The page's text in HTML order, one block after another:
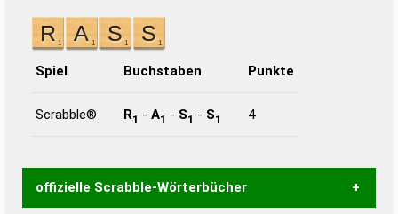
Spiel Buchstaben Punkte
Scrabble® R1 - A1 - S1 - S1 4
offizielle Scrabble-Wörterbücher